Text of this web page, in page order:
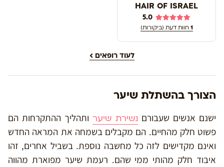
HAIR OF ISRAEL
5.0
1 חוות דעת (ביקורות)
לעוד רופאים
הצורך בהשתלת שיער
ישנם אנשים שעבורם נשירת שיער ותהליך ההתקרחות הם
פשוט חלק מהחיים. הם מקבלים בשמחה את המראה החדש
ואינם מקדישים לזה כל מחשבה נוספת. בשביל אחרים, זהו
איבוד חלק מהותי ממי שהם. רעמת שיער מפוארת מהווה